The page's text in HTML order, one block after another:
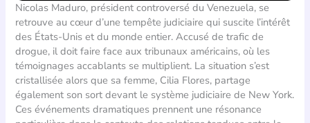
Nicolas Maduro, président controversé du Venezuela, se
retrouve au cœur d’une tempête judiciaire qui suscite l’intérêt
des États-Unis et du monde entier. Accusé de trafic de
drogue, il doit faire face aux tribunaux américains, où les
témoignages accablants se multiplient. La situation s’est
cristallisée alors que sa femme, Cilia Flores, partage
également son sort devant le système judiciaire de New York.
Ces événements dramatiques prennent une résonance